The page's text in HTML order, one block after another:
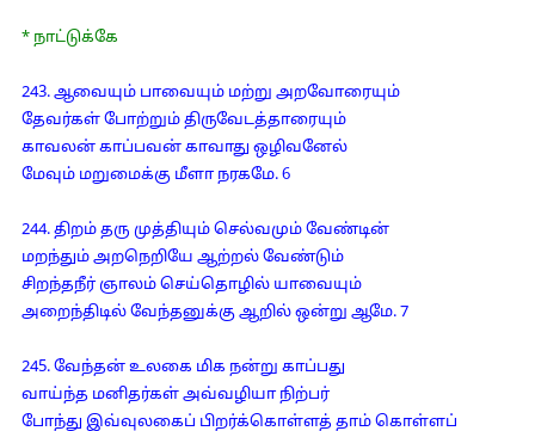
* நாட்டுக்கே
243. ஆவையும் பாவையும் மற்று அறவோரையும்
தேவர்கள் போற்றும் திருவேடத்தாரையும்
காவலன் காப்பவன் காவாது ஒழிவனேல்
மேவும் மறுமைக்கு மீளா நரகமே. 6
244. திறம் தரு முத்தியும் செல்வமும் வேண்டின்
மறந்தும் அறநெறியே ஆற்றல் வேண்டும்
சிறந்தநீர் ஞாலம் செய்தொழில் யாவையும்
அறைந்திடில் வேந்தனுக்கு ஆறில் ஒன்று ஆமே. 7
245. வேந்தன் உலகை மிக நன்று காப்பது
வாய்ந்த மனிதர்கள் அவ்வழியா நிற்பர்
போந்து இவ்வுலகைப் பிறர்க்கொள்ளத் தாம் கொள்ளப்